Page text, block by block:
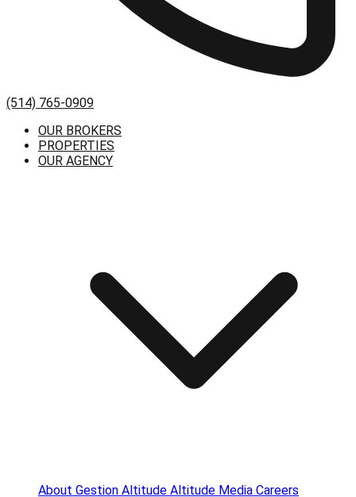
(514) 765-0909
OUR BROKERS
PROPERTIES
OUR AGENCY
About Gestion Altitude Altitude Media Careers